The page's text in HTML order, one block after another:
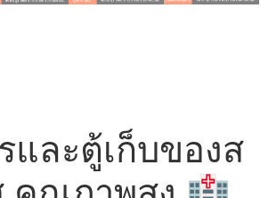
และตู้เก็บของส